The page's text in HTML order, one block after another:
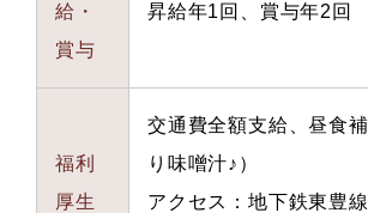
給・
賞与
昇給年1回、賞与年2回
福利
厚生
交通費全額支給、昼食
り味噌汁♪）
アクセス：地下鉄東豊